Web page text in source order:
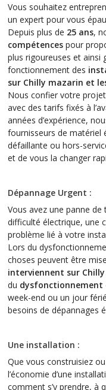
Vous souhaitez
un expert pour vous
Depuis plus de 25 ans,
compétences pour
plus rigoureuses et ainsi
fonctionnement des
sur Chilly mazarin et
Nous confier votre projet
avec des tarifs fixés à
années d’expérience,
fournisseurs de matériel
défaillante ou hors-
et de vous la changer
Dépannage Urgent :
Vous avez une panne
difficulté électrique, une
problème lié à votre
Lors du
choses peuvent être
interviennent sur
du dysfonctionnement
week-end ou un jour
besoins de dépannages
Une installation :
Que vous construisiez
l’économie d’une
comment s’y prendre, à